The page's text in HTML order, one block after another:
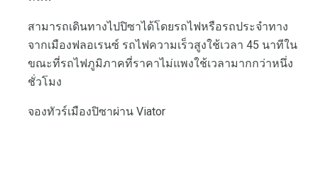
สามารถเดินทางไปปิซาได้โดยรถไฟหรือรถประจำทาง
จากเมืองฟลอเรนซ์ รถไฟความเร็วสูงใช้เวลา 45 นาทีใน
ขณะที่รถไฟภูมิภาคที่ราคาไม่แพงใช้เวลามากกว่าหนึ่ง
ชั่วโมง
จองทัวร์เมืองปิซาผ่าน Viator